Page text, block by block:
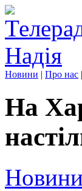
Новини | Про нас |
На
Новини